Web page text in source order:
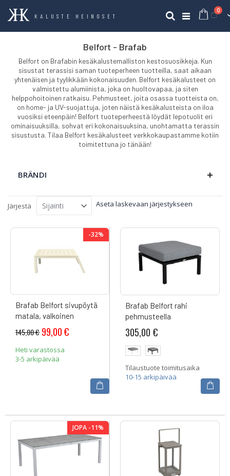
KALUSTE HEINOSET
0
Haku
Belfort - Brafab
Belfort on Brafabin kesäkalustemalliston kestosuosikkeja. Kun
sisustat terassisi saman tuoteperheen tuotteilla, saat aikaan
yhtenäisen ja tyylikkään kokonaisuuden. Belfort kesäkalusteet on
valmistettu alumiinista, joka on huoltovapaa, ja siten
helppohoitoinen ratkaisu. Pehmusteet, joita osassa tuotteista on,
on home- ja UV-suojattuja, joten näistä kesäkalusteista on iloa
vuosiksi eteenpäin! Belfort tuoteperheestä löydät lepotuolit eri
ominaisuuksilla, sohvat eri kokonaisuuksina, unohtamatta terassin
sisustusta. Tilaa Belfort kesäkalusteet verkkokaupastamme kotiin
toimitettuna jo tänään!
Järjestä Aseta laskevaan järjestykseen
-32%
Brafab Belfort sivupöytä
matala, valkoinen
145,00 € Tarjoushinta
99,00 €
Heti varastossa
3-5 arkipäivää
Brafab Belfort rahi
pehmusteella
305,00 €
Tilaustuote toimitusaika
10-15 arkipäivää
JOPA -11%
BRÄNDI